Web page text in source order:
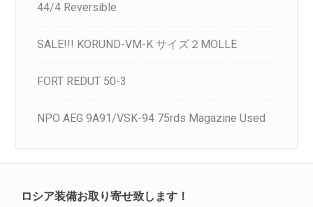
44/4 Reversible
SALE!!! KORUND-VM-K サイズ２MOLLE
FORT REDUT 50-3
NPO AEG 9A91/VSK-94 75rds Magazine Used
ロシア装備お取り寄せ致します！